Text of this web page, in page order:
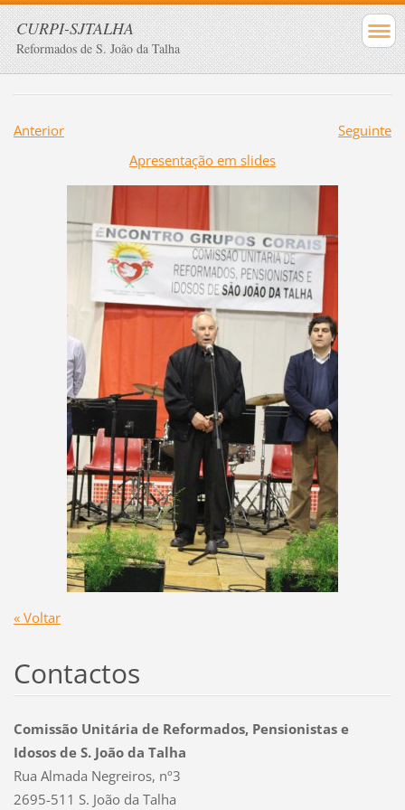
CURPI-SJTALHA
Reformados de S. João da Talha
Anterior
Seguinte
Apresentação em slides
« Voltar
Contactos
Comissão Unitária de Reformados, Pensionistas e
Idosos de S. João da Talha
Rua Almada Negreiros, nº3
2695-511 S. João da Talha